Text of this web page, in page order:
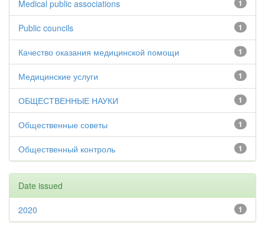
1
Medical public associations
1
Public councils
1
Качество оказания медицинской помощи
1
Медицинские услуги
1
ОБЩЕСТВЕННЫЕ НАУКИ
1
Общественные советы
1
Общественный контроль
Date issued
1
2020